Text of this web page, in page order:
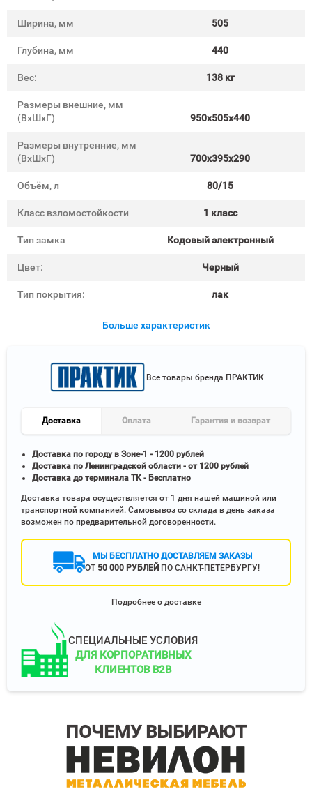
Ширина, мм 505
Глубина, мм 440
Вес: 138 кг
Размеры внешние, мм
(ВхШхГ)
950x505x440
Размеры внутренние, мм
(ВхШхГ)
700x395x290
Объём, л 80/15
Класс взломостойкости 1 класс
Тип замка Кодовый электронный
Цвет: Черный
Тип покрытия: лак
Больше характеристик
Все товары бренда ПРАКТИК
Доставка Оплата Гарантия и возврат
Доставка по городу в Зоне-1 - 1200 рублей
Доставка по Ленинградской области - от 1200 рублей
Доставка до терминала ТК - Бесплатно
Доставка товара осуществляется от 1 дня нашей машиной или
транспортной компанией. Самовывоз со склада в день заказа
возможен по предварительной договоренности.
МЫ БЕСПЛАТНО ДОСТАВЛЯЕМ ЗАКАЗЫ
ОТ 50 000 РУБЛЕЙ ПО САНКТ-ПЕТЕРБУРГУ!
Подробнее о доставке
СПЕЦИАЛЬНЫЕ УСЛОВИЯ
ДЛЯ КОРПОРАТИВНЫХ
КЛИЕНТОВ B2B
ПОЧЕМУ ВЫБИРАЮТ